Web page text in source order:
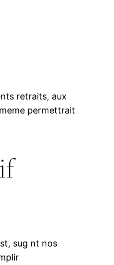
retraits, aux
permettrait
sug nt nos